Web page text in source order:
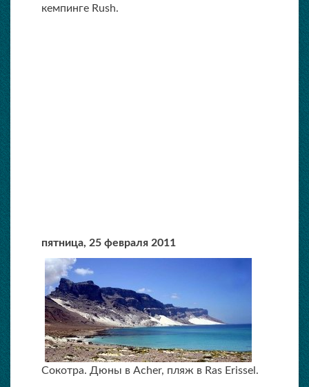
кемпинге Rush.
пятница, 25 февраля 2011
Сокотра. Дюны в Acher, пляж в Ras Erissel.